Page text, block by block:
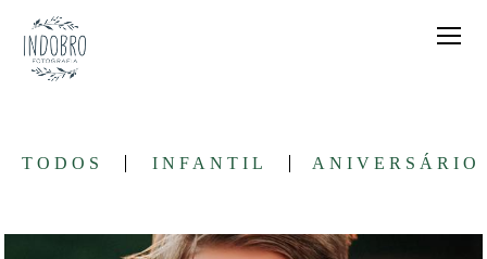
TODOS INFANTIL ANIVERSÁRIO